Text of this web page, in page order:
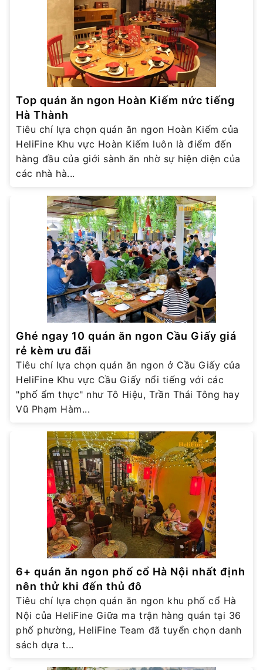
Top quán ăn ngon Hoàn Kiếm nức tiếng
Hà Thành
Tiêu chí lựa chọn quán ăn ngon Hoàn Kiếm của
HeliFine Khu vực Hoàn Kiếm luôn là điểm đến
hàng đầu của giới sành ăn nhờ sự hiện diện của
các nhà hà...
Ghé ngay 10 quán ăn ngon Cầu Giấy giá
rẻ kèm ưu đãi
Tiêu chí lựa chọn quán ăn ngon ở Cầu Giấy của
HeliFine Khu vực Cầu Giấy nổi tiếng với các
"phố ẩm thực" như Tô Hiệu, Trần Thái Tông hay
Vũ Phạm Hàm...
6+ quán ăn ngon phố cổ Hà Nội nhất định
nên thử khi đến thủ đô
Tiêu chí lựa chọn quán ăn ngon khu phố cổ Hà
Nội của HeliFine Giữa ma trận hàng quán tại 36
phố phường, HeliFine Team đã tuyển chọn danh
sách dựa t...